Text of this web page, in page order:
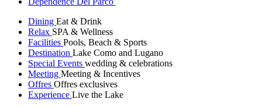
Dining Eat & Drink
Relax SPA & Wellness
Facilities Pools, Beach & Sports
Destination Lake Como and Lugano
Special Events wedding & celebrations
Meeting Meeting & Incentives
Offres Offres exclusives
Experience Live the Lake